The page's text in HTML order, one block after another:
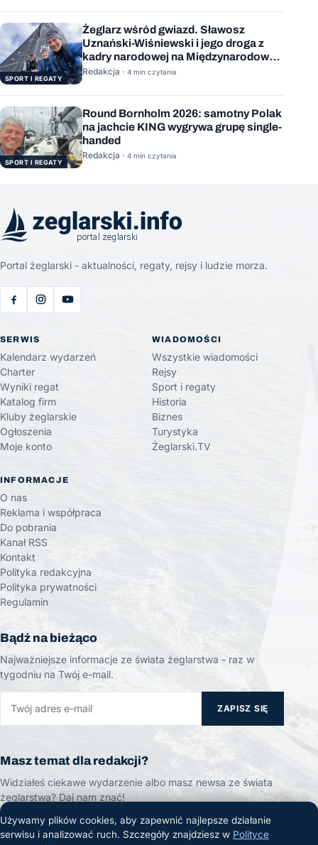
SPORT I REGATY
Żeglarz wśród gwiazd. Sławosz
Uznański-Wiśniewski i jego droga z
kadry narodowej na Międzynarodową
Stację Kosmiczną
Redakcja · 4 min czytania
SPORT I REGATY
Round Bornholm 2026: samotny Polak
na jachcie KING wygrywa grupę single-
handed
Redakcja · 4 min czytania
Portal żeglarski - aktualności, regaty, rejsy i ludzie morza.
SERWIS
Kalendarz wydarzeń
Charter
Wyniki regat
Katalog firm
Kluby żeglarskie
Ogłoszenia
Moje konto
WIADOMOŚCI
Wszystkie wiadomości
Rejsy
Sport i regaty
Historia
Biznes
Turystyka
Żeglarski.TV
INFORMACJE
O nas
Reklama i współpraca
Do pobrania
Kanał RSS
Kontakt
Polityka redakcyjna
Polityka prywatności
Regulamin
Bądź na bieżąco
Najważniejsze informacje ze świata żeglarstwa - raz w
tygodniu na Twój e-mail.
ZAPISZ SIĘ
Masz temat dla redakcji?
Widziałeś ciekawe wydarzenie albo masz newsa ze świata
żeglarstwa? Daj nam znać!
ZGŁOŚ TEMAT
Używamy plików cookies, aby zapewnić najlepsze działanie
serwisu i analizować ruch. Szczegóły znajdziesz w Polityce